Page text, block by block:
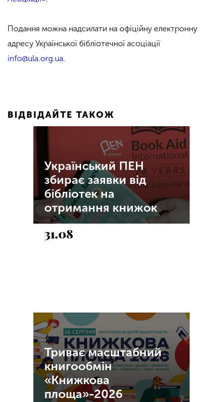
Подання можна надсилати на офіційну електронну
адресу Української бібліотечної асоціації
info@ula.org.ua.
ВІДВІДАЙТЕ ТАКОЖ
Український ПЕН
збирає заявки від
бібліотек на
отримання книжок
31.08
Триває масштабний
книгообмін
«Книжкова
площа»-2026